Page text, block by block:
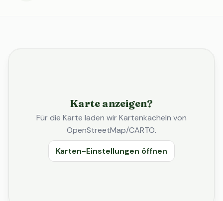
Karte anzeigen?
Für die Karte laden wir Kartenkacheln von
OpenStreetMap/CARTO.
Karten-Einstellungen öffnen